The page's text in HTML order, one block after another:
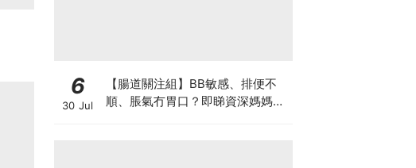
6
30 Jul
【腸道關注組】BB敏感、排便不
順、脹氣冇胃口？即睇資深媽媽分